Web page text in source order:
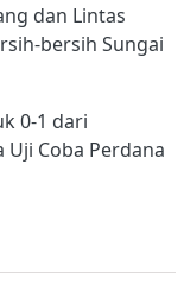
dan Lintas
bersih Sungai
0-1 dari
Uji Coba Perdana